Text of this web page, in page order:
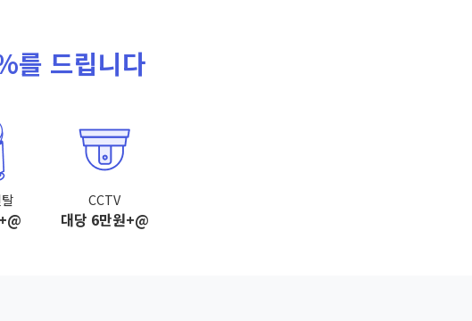
를 드립니다
CCTV
대당 6만원+@